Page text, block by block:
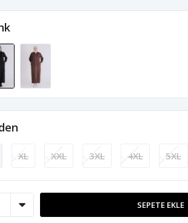
XL XXL 3XL 4XL 5XL
SEPETE EKLE